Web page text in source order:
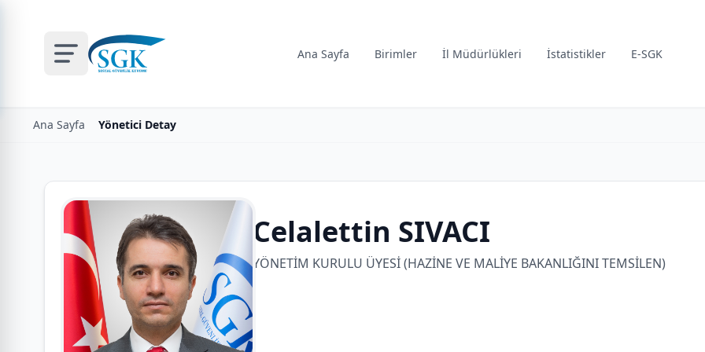
Ana Sayfa Birimler İl Müdürlükleri İstatistikler E-SGK
Ana Sayfa Yönetici Detay
Celalettin SIVACI
YÖNETİM KURULU ÜYESİ (HAZİNE VE MALİYE BAKANLIĞINI TEMSİLEN)